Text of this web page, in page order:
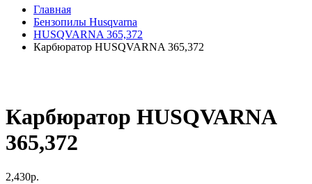
Главная
Бензопилы Husqvarna
HUSQVARNA 365,372
Карбюратор HUSQVARNA 365,372
Карбюратор HUSQVARNA
365,372
2,430р.